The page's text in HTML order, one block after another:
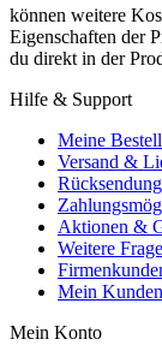
können weitere
Eigenschaften der
du direkt in der
Hilfe & Support
Meine
Versand &
Aktionen &
Weitere
Mein
Mein Konto